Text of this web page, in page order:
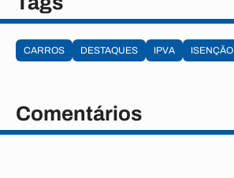
CARROS DESTAQUES IPVA ISENÇÃO
Comentários